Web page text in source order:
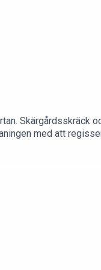
Skärgårdsskräck
med att
varför Tallinn
och